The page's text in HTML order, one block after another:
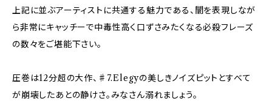
上記に並ぶアーティストに共通する魅力である、闇を表現しなが
ら非常にキャッチーで中毒性高く口ずさみたくなる必殺フレーズ
の数々をご堪能下さい。
圧巻は12分超の大作、♯7.Elegyの美しきノイズピットとすべて
が崩壊したあとの静けさ。みなさん溺れましょう。